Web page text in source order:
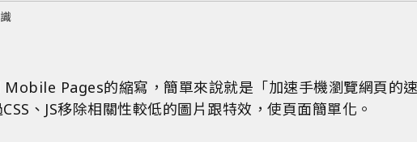
Pages的縮寫，簡單來說就是「加速手機瀏覽網頁的速
、JS移除相關性較低的圖片跟特效，使頁面簡單化。